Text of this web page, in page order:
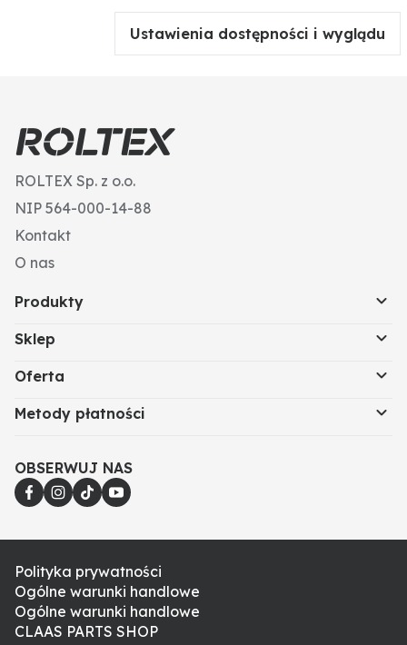
Ustawienia dostępności i wyglądu
ROLTEX Sp. z o.o.
NIP 564-000-14-88
Kontakt
O nas
Produkty
Sklep
Oferta
Metody płatności
OBSERWUJ NAS
Polityka prywatności
Ogólne warunki handlowe
Ogólne warunki handlowe
CLAAS PARTS SHOP